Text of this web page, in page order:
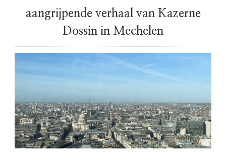
aangrijpende verhaal van Kazerne
Dossin in Mechelen